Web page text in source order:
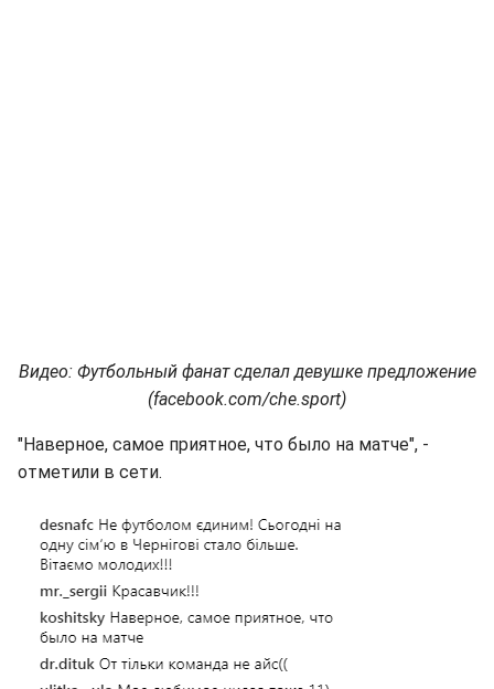
Видео: Футбольный фанат сделал девушке предложение
(facebook.com/che.sport)
"Наверное, самое приятное, что было на матче", -
отметили в сети.